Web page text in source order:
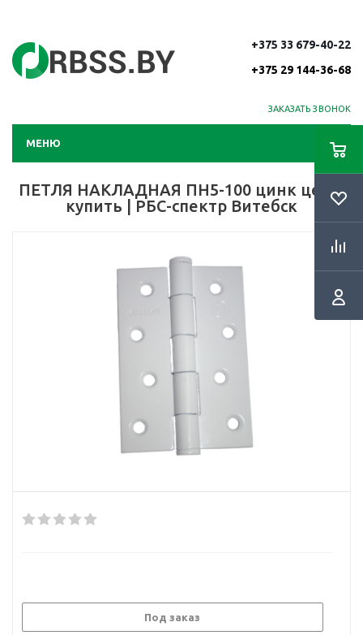
+375 33 679-40-22
+375 29 144-36-68
ЗАКАЗАТЬ ЗВОНОК
МЕНЮ
ПЕТЛЯ НАКЛАДНАЯ ПН5-100 цинк цена,
купить | РБС-спектр Витебск
Под заказ